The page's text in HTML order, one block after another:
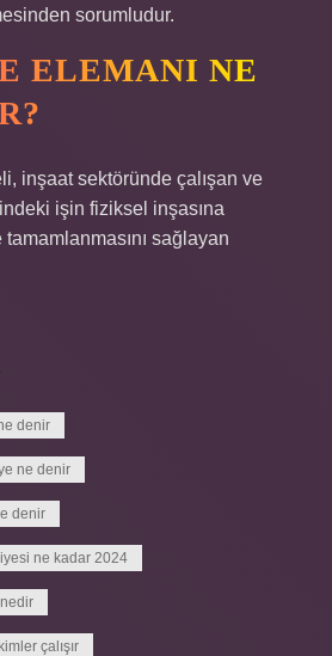
sorumludur.
ELEMANI NE
inşaat sektöründe çalışan ve
işin fiziksel inşasına
tamamlanmasını sağlayan
denir
ne denir
denir
ne kadar 2024
nedir
çalışır